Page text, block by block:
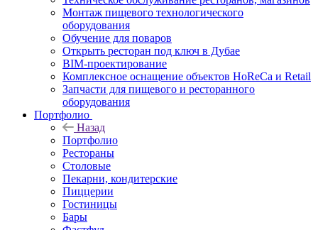
Монтаж пищевого технологического
оборудования
Обучение для поваров
Открыть ресторан под ключ в Дубае
BIM-проектирование
Комплексное оснащение объектов HoReCa и Retail
Запчасти для пищевого и ресторанного
оборудования
Портфолио
Назад
Портфолио
Рестораны
Столовые
Пекарни, кондитерские
Пиццерии
Гостиницы
Бары